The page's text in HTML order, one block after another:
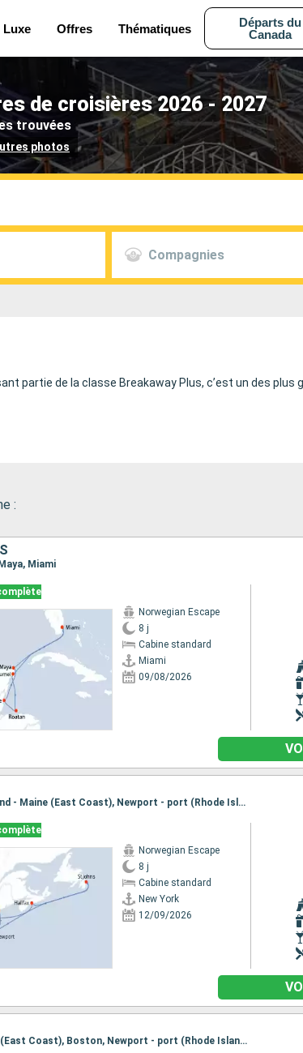
Luxe Offres Thématiques
Départs du
Canada
de croisières 2026 - 2027
trouvées
photos
Compagnies
partie de la classe Breakaway Plus, c’est un des
:
Miami
Norwegian Escape
8 j
Cabine standard
Miami
09/08/2026
Itinéraire : New York, Halifax, St Johns CA, Boston, Portland - Maine (East Coast), Newport - port (Rhode Island), New York
Norwegian Escape
8 j
Cabine standard
New York
12/09/2026
Itinéraire : New York, Sydney CA, Halifax, Portland - Maine (East Coast), Boston, Newport - port (Rhode Island), New York